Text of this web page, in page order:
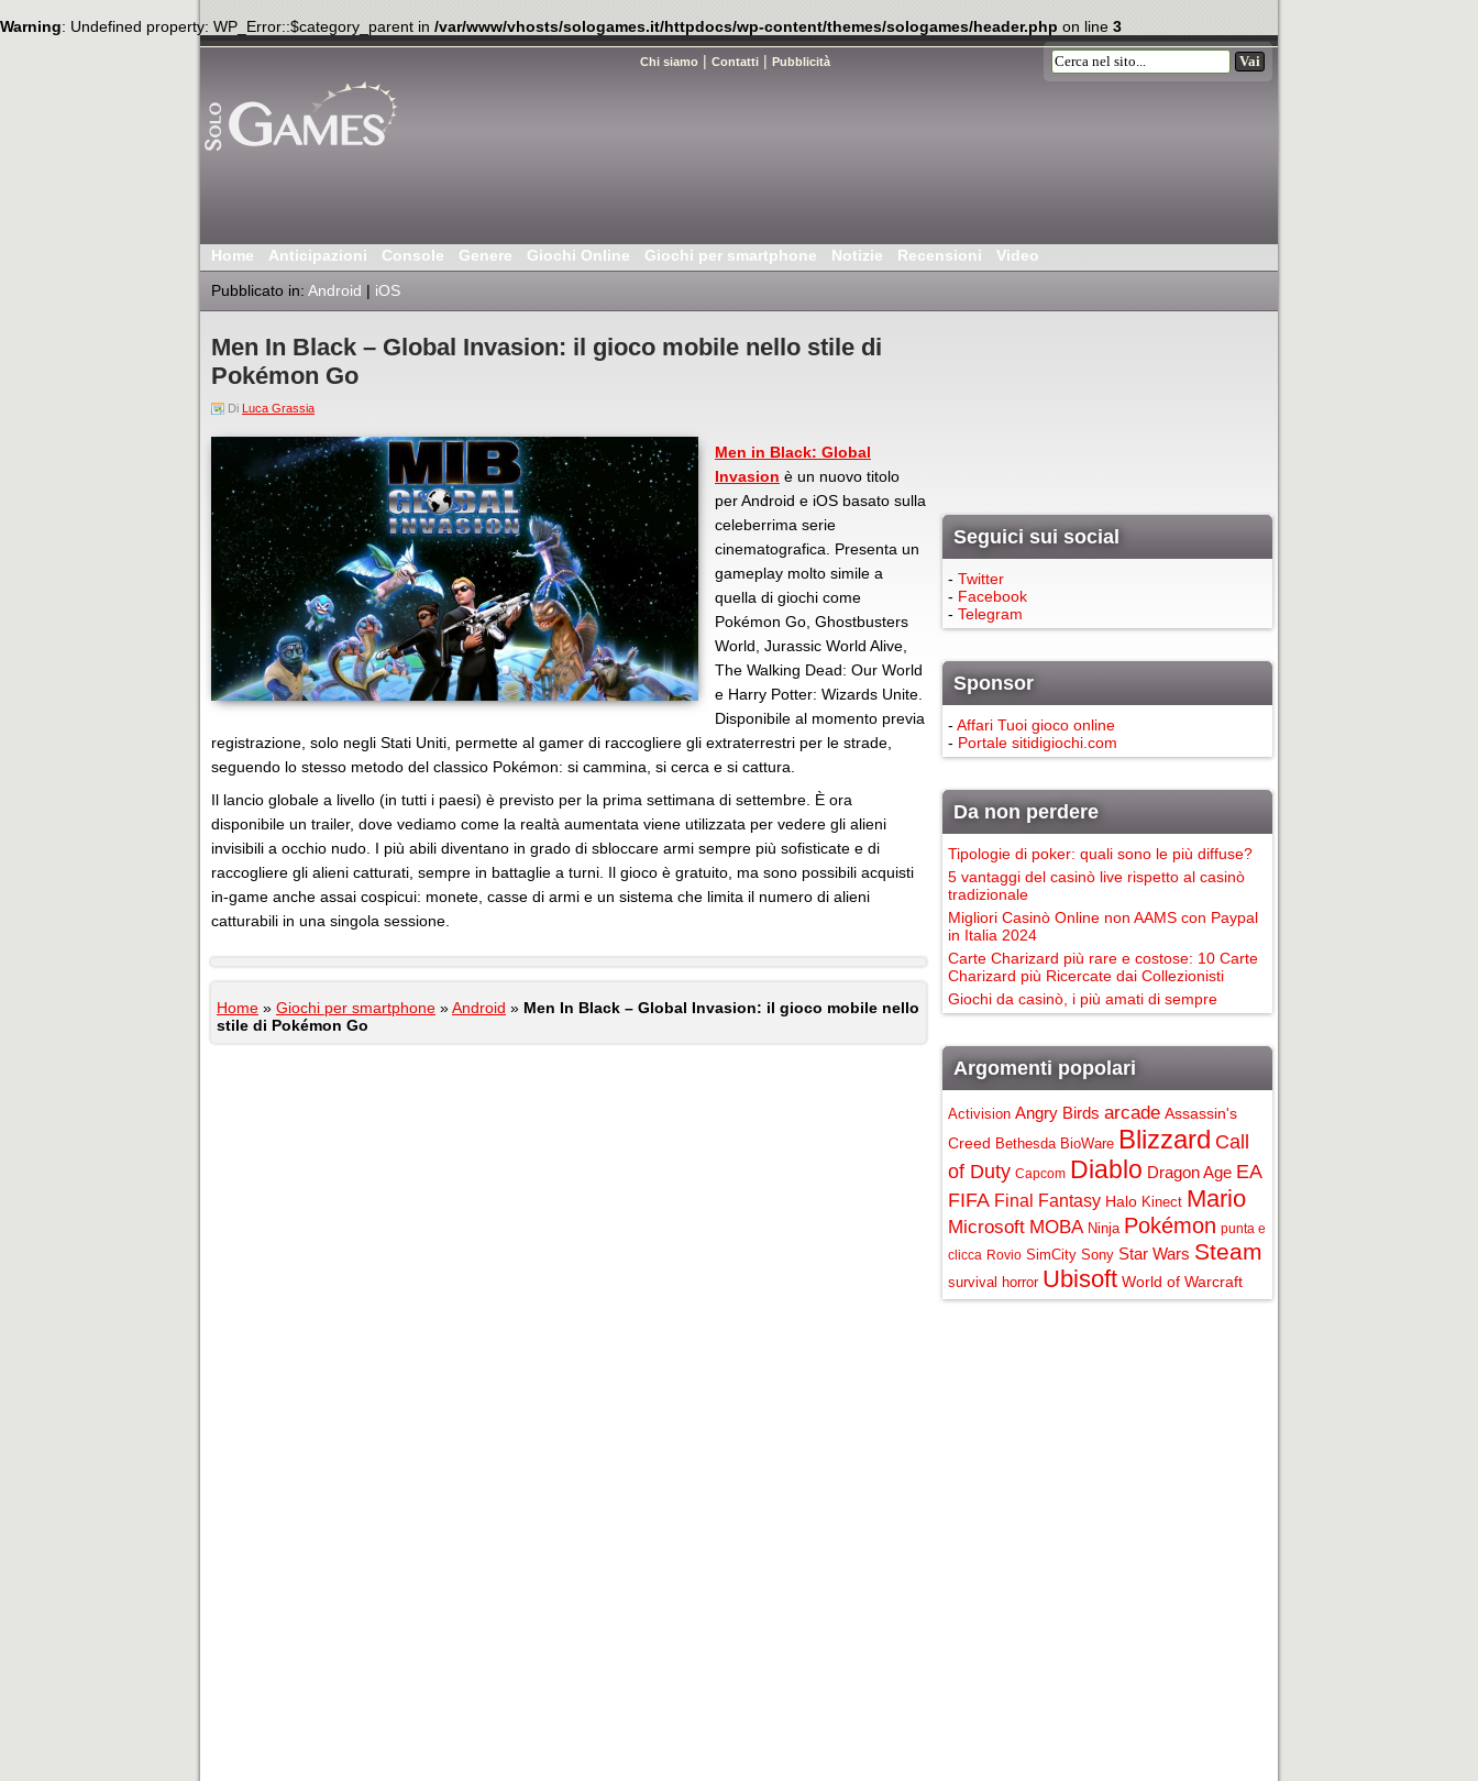
Warning: Undefined property: WP_Error::$category_parent in /var/www/vhosts/sologames.it/httpdocs/wp-content/themes/sologames/header.php on line 3
Chi siamo | Contatti | Pubblicità
Home Anticipazioni Console Genere Giochi Online Giochi per smartphone Notizie Recensioni
Video
Pubblicato in: Android | iOS
Men In Black – Global Invasion: il gioco mobile nello stile di
Pokémon Go
Di Luca Grassia
Men in Black: Global
Invasion è un nuovo titolo
per Android e iOS basato sulla
celeberrima serie
cinematografica. Presenta un
gameplay molto simile a
quella di giochi come
Pokémon Go, Ghostbusters
World, Jurassic World Alive,
The Walking Dead: Our World
e Harry Potter: Wizards Unite.
Disponibile al momento previa
registrazione, solo negli Stati Uniti, permette al gamer di raccogliere gli extraterrestri per le strade,
seguendo lo stesso metodo del classico Pokémon: si cammina, si cerca e si cattura.
Il lancio globale a livello (in tutti i paesi) è previsto per la prima settimana di settembre. È ora
disponibile un trailer, dove vediamo come la realtà aumentata viene utilizzata per vedere gli alieni
invisibili a occhio nudo. I più abili diventano in grado di sbloccare armi sempre più sofisticate e di
raccogliere gli alieni catturati, sempre in battaglie a turni. Il gioco è gratuito, ma sono possibili acquisti
in-game anche assai cospicui: monete, casse di armi e un sistema che limita il numero di alieni
catturabili in una singola sessione.
Home » Giochi per smartphone »Android » Men In Black – Global Invasion: il gioco mobile nello
stile di Pokémon Go
Seguici sui social
- Twitter
- Facebook
- Telegram
Sponsor
- Affari Tuoi gioco online
- Portale sitidigiochi.com
Da non perdere
Tipologie di poker: quali sono le più diffuse?
5 vantaggi del casinò live rispetto al casinò
tradizionale
Migliori Casinò Online non AAMS con Paypal
in Italia 2024
Carte Charizard più rare e costose: 10 Carte
Charizard più Ricercate dai Collezionisti
Giochi da casinò, i più amati di sempre
Argomenti popolari
Activision Angry Birds arcade Assassin's
Creed Bethesda BioWare Blizzard Call
of Duty Capcom Diablo Dragon Age EA
FIFA Final Fantasy Halo Kinect Mario
Microsoft MOBA Ninja Pokémon punta e
clicca Rovio SimCity Sony Star Wars Steam
survival horror Ubisoft World of Warcraft